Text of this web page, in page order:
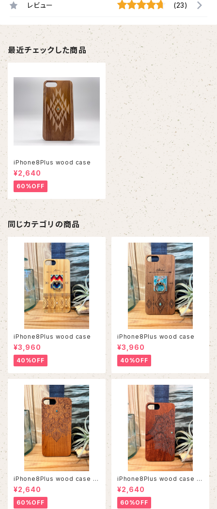
レビュー (23)
最近チェックした商品
iPhone8Plus wood case
¥2,640
60%OFF
同じカテゴリの商品
iPhone8Plus wood case
¥3,960
40%OFF
iPhone8Plus wood case
¥3,960
40%OFF
iPhone8Plus wood case 5
6
¥2,640
60%OFF
iPhone8Plus wood case 5
3
¥2,640
60%OFF